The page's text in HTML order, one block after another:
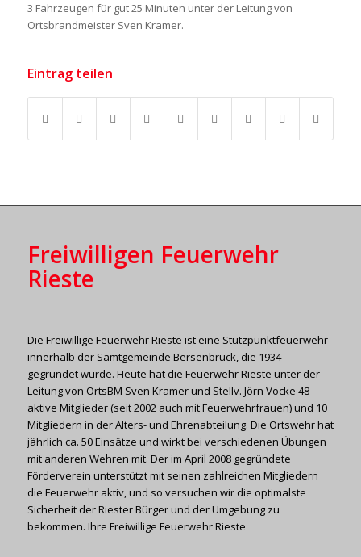
3 Fahrzeugen für gut 25 Minuten unter der Leitung von
Ortsbrandmeister Sven Kramer.
Eintrag teilen
Freiwilligen Feuerwehr
Rieste
Die Freiwillige Feuerwehr Rieste ist eine Stützpunktfeuerwehr
innerhalb der Samtgemeinde Bersenbrück, die 1934
gegründet wurde. Heute hat die Feuerwehr Rieste unter der
Leitung von OrtsBM Sven Kramer und Stellv. Jörn Vocke 48
aktive Mitglieder (seit 2002 auch mit Feuerwehrfrauen) und 10
Mitgliedern in der Alters- und Ehrenabteilung. Die Ortswehr hat
jährlich ca. 50 Einsätze und wirkt bei verschiedenen Übungen
mit anderen Wehren mit. Der im April 2008 gegründete
Förderverein unterstützt mit seinen zahlreichen Mitgliedern
die Feuerwehr aktiv, und so versuchen wir die optimalste
Sicherheit der Riester Bürger und der Umgebung zu
bekommen. Ihre Freiwillige Feuerwehr Rieste